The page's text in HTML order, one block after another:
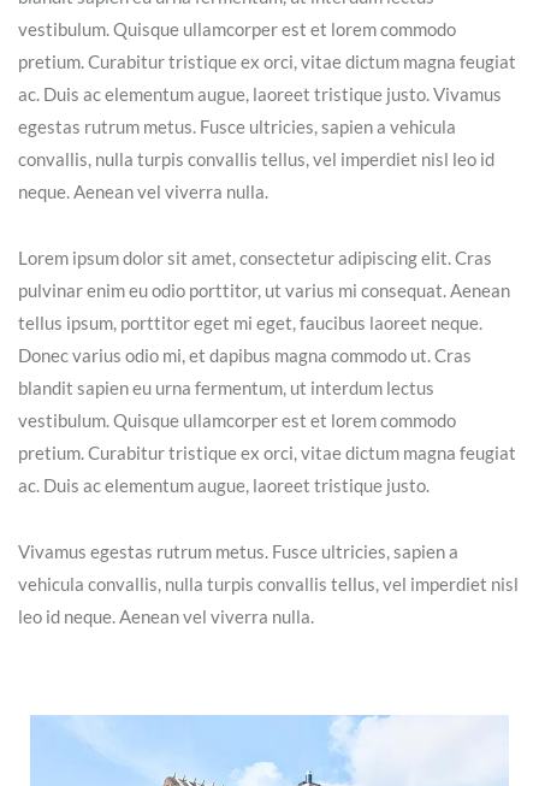
vestibulum. Quisque ullamcorper est et lorem commodo
pretium. Curabitur tristique ex orci, vitae dictum magna feugiat
ac. Duis ac elementum augue, laoreet tristique justo. Vivamus
egestas rutrum metus. Fusce ultricies, sapien a vehicula
convallis, nulla turpis convallis tellus, vel imperdiet nisl leo id
neque. Aenean vel viverra nulla.
Lorem ipsum dolor sit amet, consectetur adipiscing elit. Cras
pulvinar enim eu odio porttitor, ut varius mi consequat. Aenean
tellus ipsum, porttitor eget mi eget, faucibus laoreet neque.
Donec varius odio mi, et dapibus magna commodo ut. Cras
blandit sapien eu urna fermentum, ut interdum lectus
vestibulum. Quisque ullamcorper est et lorem commodo
pretium. Curabitur tristique ex orci, vitae dictum magna feugiat
ac. Duis ac elementum augue, laoreet tristique justo.
Vivamus egestas rutrum metus. Fusce ultricies, sapien a
vehicula convallis, nulla turpis convallis tellus, vel imperdiet nisl
leo id neque. Aenean vel viverra nulla.